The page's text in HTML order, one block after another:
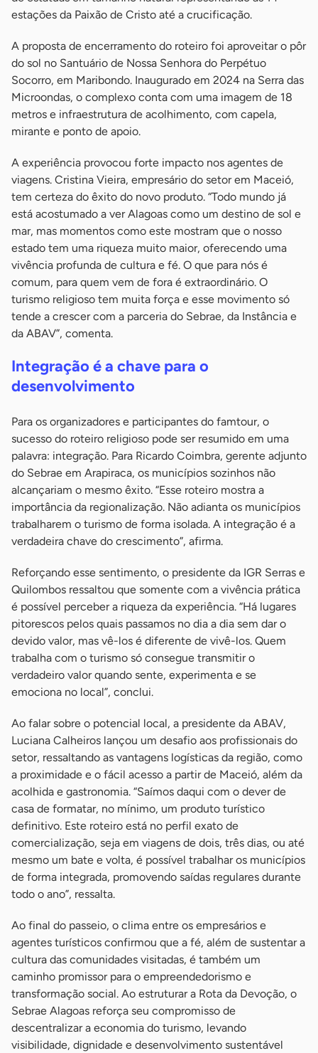
estações da Paixão de Cristo até a crucificação.
A proposta de encerramento do roteiro foi aproveitar o pôr
do sol no Santuário de Nossa Senhora do Perpétuo
Socorro, em Maribondo. Inaugurado em 2024 na Serra das
Microondas, o complexo conta com uma imagem de 18
metros e infraestrutura de acolhimento, com capela,
mirante e ponto de apoio.
A experiência provocou forte impacto nos agentes de
viagens. Cristina Vieira, empresário do setor em Maceió,
tem certeza do êxito do novo produto. “Todo mundo já
está acostumado a ver Alagoas como um destino de sol e
mar, mas momentos como este mostram que o nosso
estado tem uma riqueza muito maior, oferecendo uma
vivência profunda de cultura e fé. O que para nós é
comum, para quem vem de fora é extraordinário. O
turismo religioso tem muita força e esse movimento só
tende a crescer com a parceria do Sebrae, da Instância e
da ABAV”, comenta.
Integração é a chave para o
desenvolvimento
Para os organizadores e participantes do famtour, o
sucesso do roteiro religioso pode ser resumido em uma
palavra: integração. Para Ricardo Coimbra, gerente adjunto
do Sebrae em Arapiraca, os municípios sozinhos não
alcançariam o mesmo êxito. “Esse roteiro mostra a
importância da regionalização. Não adianta os municípios
trabalharem o turismo de forma isolada. A integração é a
verdadeira chave do crescimento”, afirma.
Reforçando esse sentimento, o presidente da IGR Serras e
Quilombos ressaltou que somente com a vivência prática
é possível perceber a riqueza da experiência. “Há lugares
pitorescos pelos quais passamos no dia a dia sem dar o
devido valor, mas vê-los é diferente de vivê-los. Quem
trabalha com o turismo só consegue transmitir o
verdadeiro valor quando sente, experimenta e se
emociona no local”, conclui.
Ao falar sobre o potencial local, a presidente da ABAV,
Luciana Calheiros lançou um desafio aos profissionais do
setor, ressaltando as vantagens logísticas da região, como
a proximidade e o fácil acesso a partir de Maceió, além da
acolhida e gastronomia. “Saímos daqui com o dever de
casa de formatar, no mínimo, um produto turístico
definitivo. Este roteiro está no perfil exato de
comercialização, seja em viagens de dois, três dias, ou até
mesmo um bate e volta, é possível trabalhar os municípios
de forma integrada, promovendo saídas regulares durante
todo o ano”, ressalta.
Ao final do passeio, o clima entre os empresários e
agentes turísticos confirmou que a fé, além de sustentar a
cultura das comunidades visitadas, é também um
caminho promissor para o empreendedorismo e
transformação social. Ao estruturar a Rota da Devoção, o
Sebrae Alagoas reforça seu compromisso de
descentralizar a economia do turismo, levando
visibilidade, dignidade e desenvolvimento sustentável